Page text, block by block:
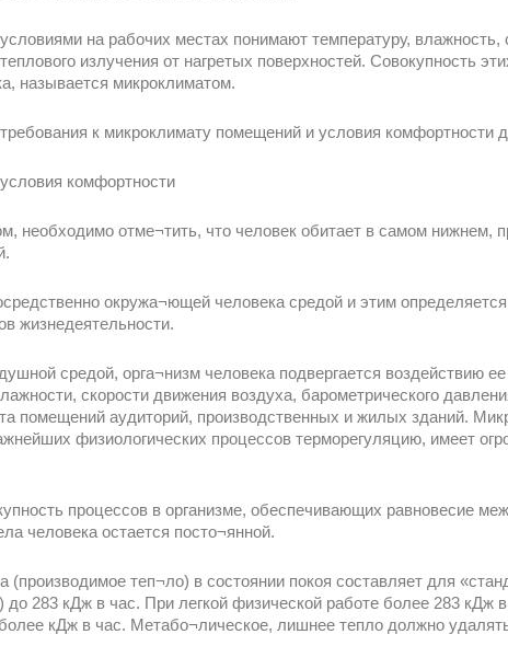
на рабочих местах понимают температуру,
излучения от нагретых поверхностей. Совокупность
называется микроклиматом.
к микроклимату помещений и условия комфортности
комфортности
необходимо отме¬тить, что человек обитает в самом
окружа¬ющей человека средой и этим
жизнедеятельности.
средой, орга¬низм человека подвергается воздействию
скорости движения воздуха, барометрического
помещений аудиторий, производственных и жилых зданий.
физиологических процессов терморегуляцию, имеет
процессов в организме, обеспечивающих равновесие
человека остается посто¬янной.
(производимое теп¬ло) в состоянии покоя составляет для
до 283 кДж в час. При легкой физической работе более 283 кДж
кДж в час. Метабо¬лическое, лишнее тепло должно